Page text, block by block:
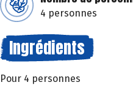
4 personnes
Ingrédients
Pour 4 personnes